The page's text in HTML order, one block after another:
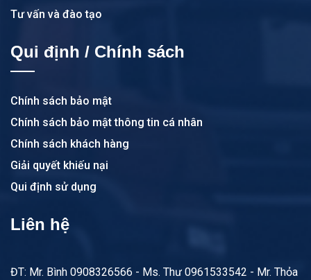
Tư vấn và đào tạo
Qui định / Chính sách
Chính sách bảo mật
Chính sách bảo mật thông tin cá nhân
Chính sách khách hàng
Giải quyết khiếu nại
Qui định sử dụng
Liên hệ
ĐT: Mr. Bình 0908326566 - Ms. Thư 0961533542 - Mr. Thỏa